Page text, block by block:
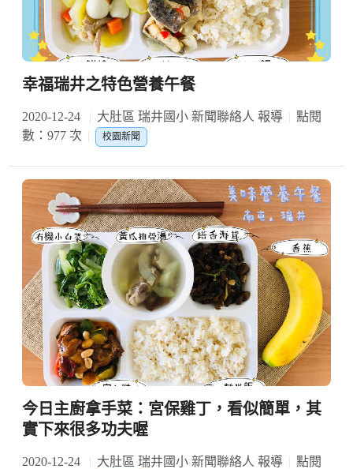
幸福瑞井之特色營養午餐
2020-12-24 大肚區 瑞井國小 新聞聯絡人 報導
點閱
數：977 次
校園新聞
今日主廚拿手菜：宮保雞丁，看似簡單，其
實下來很多功夫喔
2020-12-24 大肚區 瑞井國小 新聞聯絡人 報導
點閱